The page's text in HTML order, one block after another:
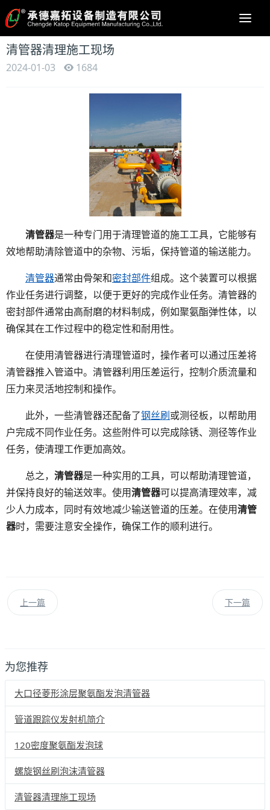
清管器清理施工现场
2024-01-03
1684
清管器是一种专门用于清理管道的施工工具，它能够有
效地帮助清除管道中的杂物、污垢，保持管道的输送能力。
清管器通常由骨架和密封部件组成。这个装置可以根据
作业任务进行调整，以便于更好的完成作业任务。清管器的
密封部件通常由高耐磨的材料制成，例如聚氨酯弹性体，以
确保其在工作过程中的稳定性和耐用性。
在使用清管器进行清理管道时，操作者可以通过压差将
清管器推入管道中。清管器利用压差运行，控制介质流量和
压力来灵活地控制和操作。
此外，一些清管器还配备了钢丝刷或测径板，以帮助用
户完成不同作业任务。这些附件可以完成除锈、测径等作业
任务，使清理工作更加高效。
总之， 清管器是一种实用的工具，可以帮助清理管道，
并保持良好的输送效率。使用清管器可以提高清理效率，减
少人力成本，同时有效地减少输送管道的压差。在使用清管
器时，需要注意安全操作，确保工作的顺利进行。
上一篇 下一篇
为您推荐
大口径菱形涂层聚氨酯发泡清管器
管道跟踪仪发射机简介
120密度聚氨酯发泡球
螺旋钢丝刷泡沫清管器
清管器清理施工现场